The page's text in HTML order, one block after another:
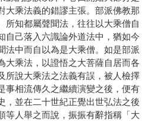
大乘法義的錯謬主張。部派佛教那
所知都屬聲聞法，往往以大乘僧自
自己落入六識論外道法中，猶如今
法中而自以為是大乘僧。如是部派
大乘法，以證悟之大菩薩自居而各
所說大乘法之法義有誤，被人檢擇
事相流傳久之繼續演變之後，便有
，並在二十世紀正覺出世弘法之後
等人舉之而說，振振有辭指稱「大